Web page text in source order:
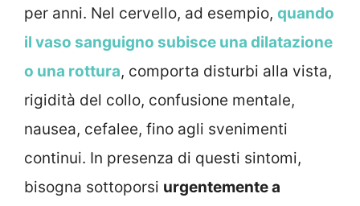
per anni. Nel cervello, ad esempio, quando
il vaso sanguigno subisce una dilatazione
o una rottura, comporta disturbi alla vista,
rigidità del collo, confusione mentale,
nausea, cefalee, fino agli svenimenti
continui. In presenza di questi sintomi,
bisogna sottoporsi urgentemente a